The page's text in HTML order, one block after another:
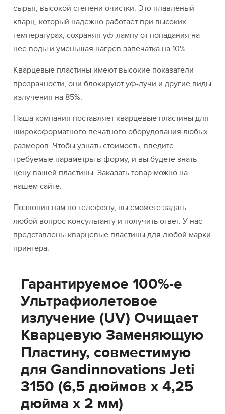
сырья, высокой степени очистки. Это плавленый
кварц, который надежно работает при высоких
температурах, сохраняя уф-лампу от попадания на
нее воды и уменьшая нагрев запечатка на 10%.
Кварцевые пластины имеют высокие показатели
прозрачности, они блокируют уф-лучи и другие виды
излучения на 85%.
Наша компания поставляет кварцевые пластины для
широкоформатного печатного оборудования любых
размеров. Чтобы узнать стоимость, введите
требуемые параметры в форму, и вы будете знать
цену вашей пластины. Заказать товар можно на
нашем сайте.
Позвонив нам по телефону, вы сможете задать
любой вопрос консультанту и получить ответ. У нас
представлены кварцевые пластины для любой марки
принтера.
Гарантируемое 100%-е
Ультрафиолетовое
излучение (UV) Очищает
Кварцевую Заменяющую
Пластину, совместимую
для Gandinnovations Jeti
3150 (6,5 дюймов x 4,25
дюйма x 2 мм)